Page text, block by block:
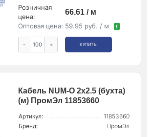
Розничная
цена:
66.61 / м
Оптовая цена: 59.95 руб. / м !
- + КУПИТЬ
Кабель NUM-O 2х2.5 (бухта)
(м) ПромЭл 11853660
Артикул:
11853660
Бренд:
ПромЭл